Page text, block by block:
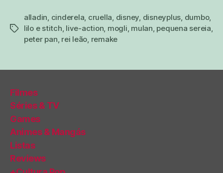
tags
alladin, cinderela, cruella, disney, disneyplus, dumbo,
lilo e stitch, live-action, mogli, mulan, pequena sereia,
peter pan, rei leão, remake
Filmes
Séries & TV
Games
Animes & Mangás
Listas
Reviews